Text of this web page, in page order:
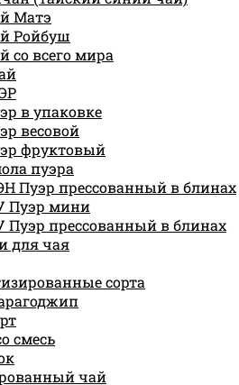
Матэ
Ройбуш
со всего мира
в упаковке
весовой
фруктовый
пуэра
Пуэр прессованный в блинах
Пуэр мини
Пуэр прессованный в блинах
для чая
сорта
смесь
чай